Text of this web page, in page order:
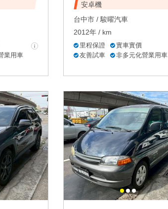
業用車
安卓機
台中市 / 駿曜汽車
2012年 / km
里程保證
實車實價
友善試車
非多元化營業用車